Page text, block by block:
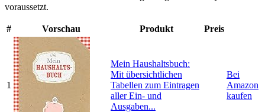
voraussetzt.
# Vorschau Produkt Preis
1
Mein Haushaltsbuch:
Mit übersichtlichen
Tabellen zum Eintragen
aller Ein- und
Ausgaben...
Bei
Amazon
kaufen